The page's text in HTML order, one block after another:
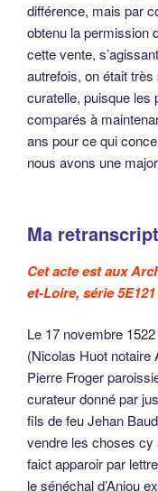
différence, mais par
obtenu la permission
cette vente,
autrefois, on était
curatelle, puisque les
comparés à
ans pour ce qui
nous avons une
Ma
Cet acte est aux
et-Loire, série 5E121
Le 17 novembre
(Nicolas Huot notaire
Pierre Froger
curateur donné par
fils de feu Jehan
vendre les choses cy
faict apparoir par
le sénéchal d’Anjou